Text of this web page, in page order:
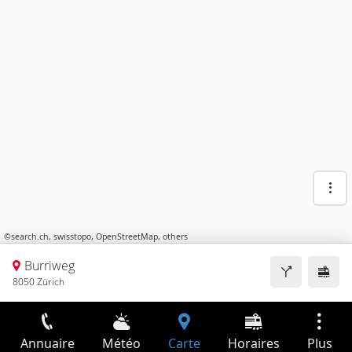
©search.ch, swisstopo, OpenStreetMap, others
Burriweg
8050 Zürich
Annuaire Météo Carte Horaires Plus